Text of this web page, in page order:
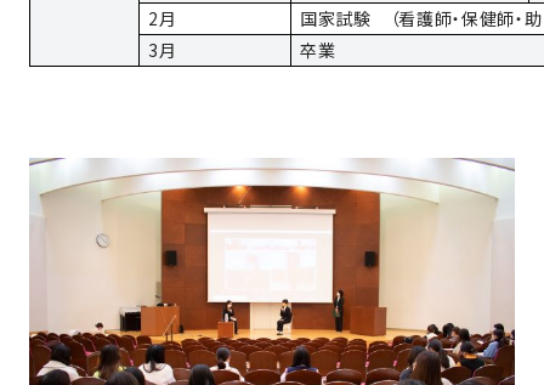
2月
国家試験 （看護師・保健師・助
3月
卒業